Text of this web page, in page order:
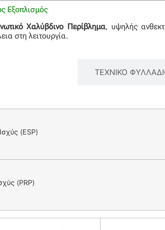
Εξοπλισμός
Χαλύβδινο Περίβλημα, υψηλής
στη λειτουργία.
ΤΕΧΝΙΚΟ
(ESP)
(PRP)